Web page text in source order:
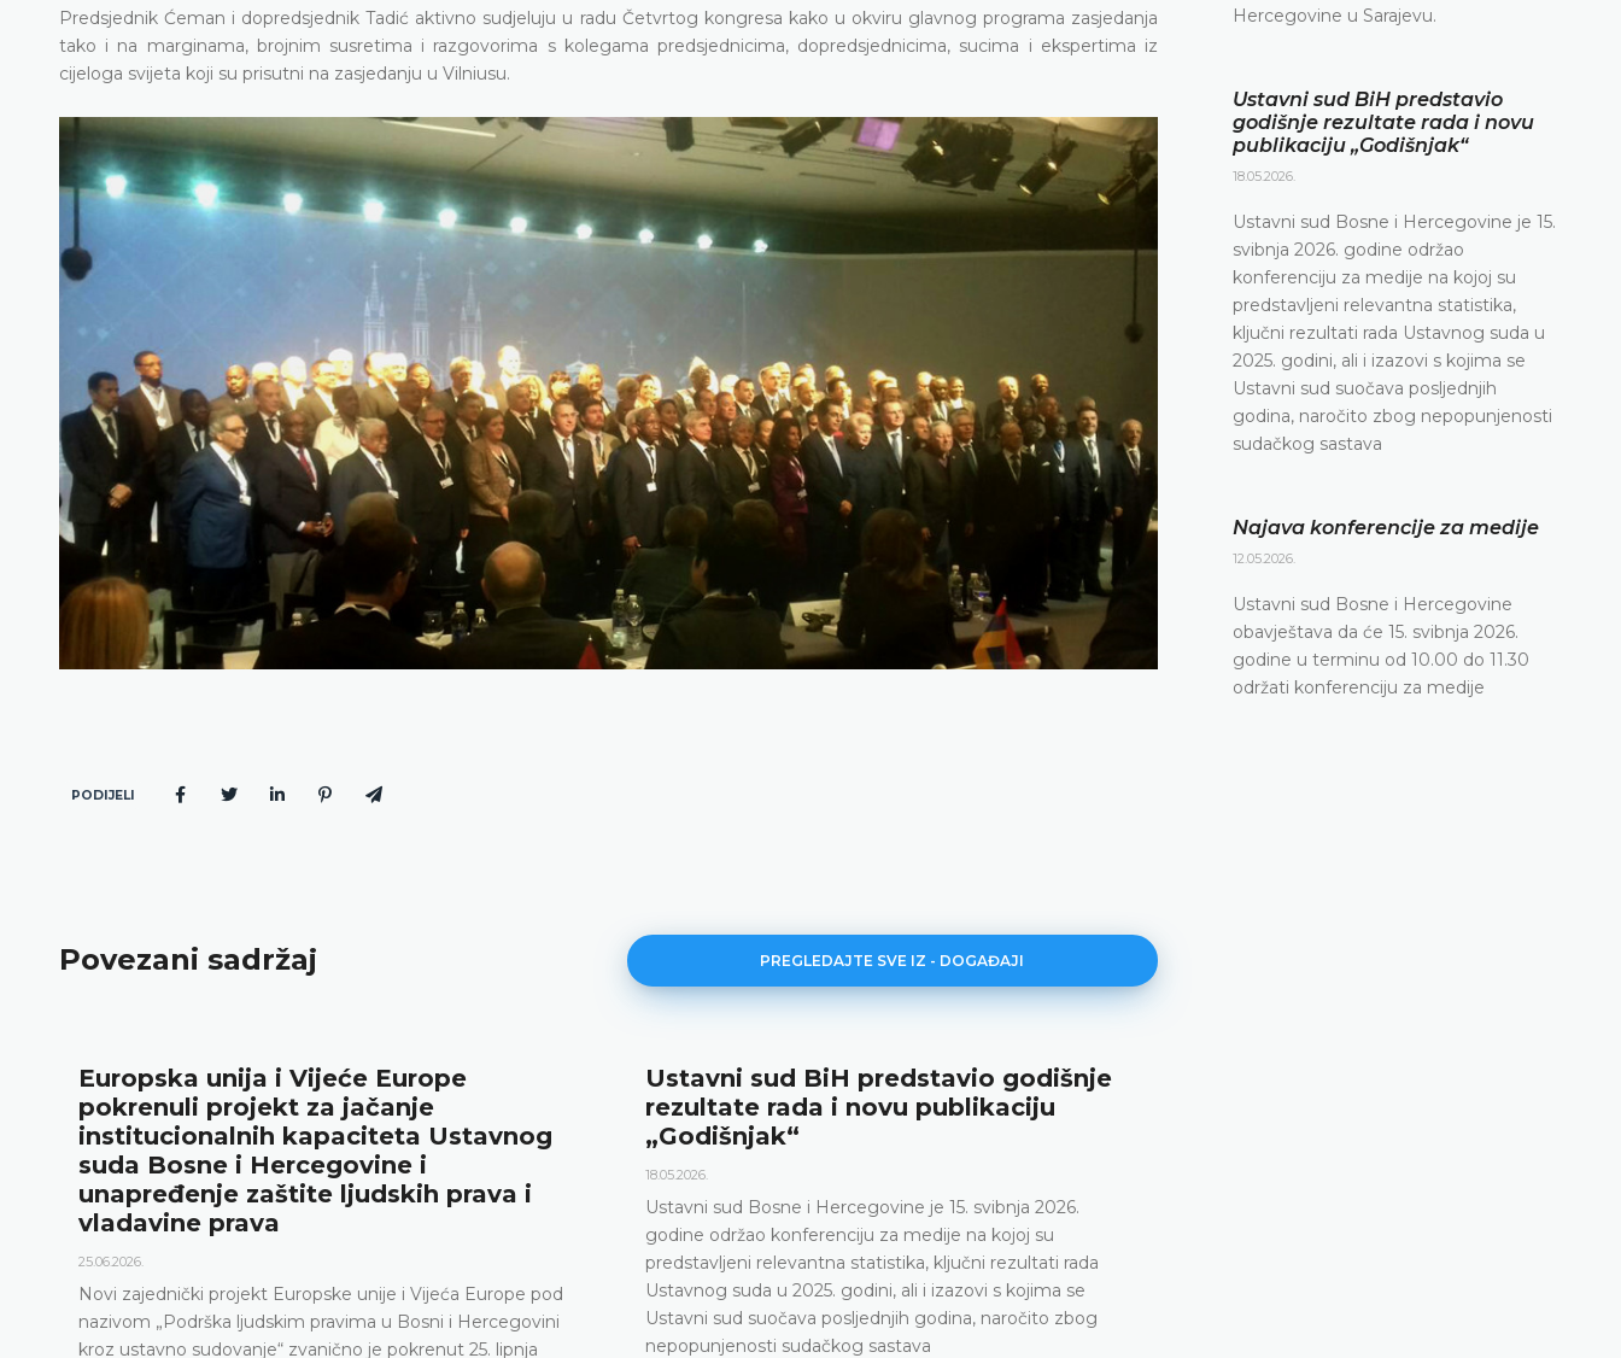
Predsjednik Ćeman i dopredsjednik Tadić aktivno sudjeluju u radu Četvrtog kongresa kako u okviru glavnog programa zasjedanja
tako i na marginama, brojnim susretima i razgovorima s kolegama predsjednicima, dopredsjednicima, sucima i ekspertima iz
cijeloga svijeta koji su prisutni na zasjedanju u Vilniusu.
PODIJELI
Povezani sadržaj PREGLEDAJTE SVE IZ - DOGAĐAJI
unija i Vijeće Europe
projekt za jačanje
kapaciteta Ustavnog
Bosne i Hercegovine i
zaštite ljudskih prava i
prava
projekt Europske unije i Vijeća Europe pod
„Podrška ljudskim pravima u Bosni i Hercegovini
sudovanje“ zvanično je pokrenut 25. lipnja
Ustavni sud BiH predstavio godišnje
rezultate rada i novu publikaciju
„Godišnjak“
Ustavni sud Bosne i Hercegovine je 15. svibnja 2026.
godine održao konferenciju za medije na kojoj su
predstavljeni relevantna statistika, ključni rezultati rada
Ustavnog suda u 2025. godini, ali i izazovi s kojima se
Ustavni sud suočava posljednjih godina, naročito zbog
nepopunjenosti sudačkog sastava
Najava konferencije za medije
Hercegovine u Sarajevu.
Ustavni sud BiH predstavio
godišnje rezultate rada i novu
publikaciju „Godišnjak“
18.05.2026.
Ustavni sud Bosne i Hercegovine je 15.
svibnja 2026. godine održao
konferenciju za medije na kojoj su
predstavljeni relevantna statistika,
ključni rezultati rada Ustavnog suda u
2025. godini, ali i izazovi s kojima se
Ustavni sud suočava posljednjih
godina, naročito zbog nepopunjenosti
sudačkog sastava
Najava konferencije za medije
12.05.2026.
Ustavni sud Bosne i Hercegovine
obavještava da će 15. svibnja 2026.
godine u terminu od 10.00 do 11.30
održati konferenciju za medije